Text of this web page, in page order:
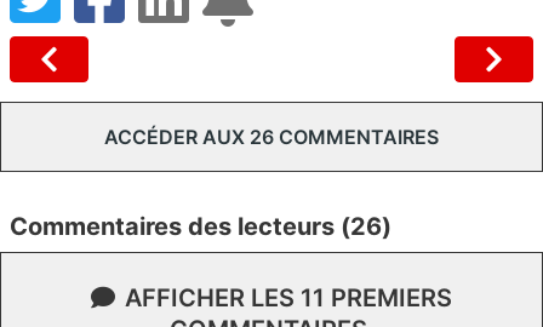
ACCÉDER AUX 26 COMMENTAIRES
Commentaires des lecteurs (26)
AFFICHER LES 11 PREMIERS